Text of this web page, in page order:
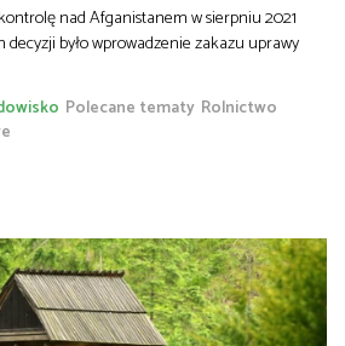
nad Afganistanem w sierpniu 2021
decyzji było wprowadzenie zakazu uprawy
Polecane tematy Rolnictwo